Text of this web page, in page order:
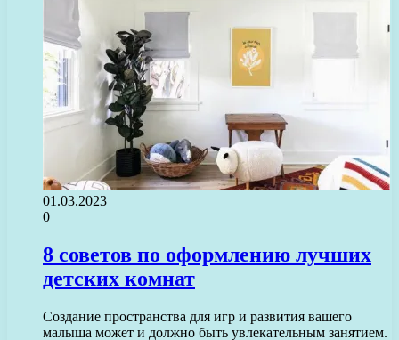
01.03.2023
0
8 советов по оформлению лучших
детских комнат
Создание пространства для игр и развития вашего
малыша может и должно быть увлекательным занятием.